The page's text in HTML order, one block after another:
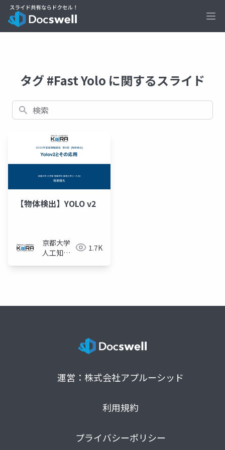
タグ #Fast Yolo に関するスライド
検索
【物体検出】YOLO v2
京都大学
人工知能
1.7K
運営：株式会社アプルーシッド
利用規約
プライバシーポリシー